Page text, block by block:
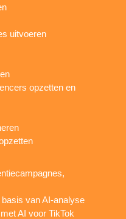
uitvoeren
opzetten en
van AI-analyse
AI voor TikTok